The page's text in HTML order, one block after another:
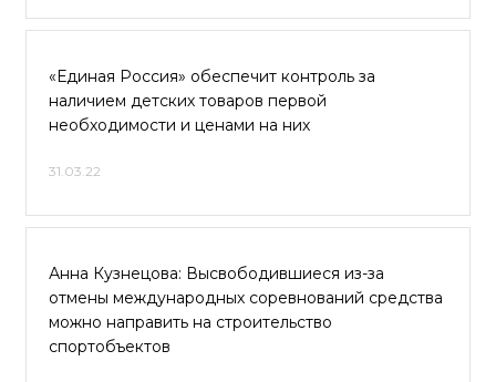
«Единая Россия» обеспечит контроль за
наличием детских товаров первой
необходимости и ценами на них
31.03.22
Анна Кузнецова: Высвободившиеся из-за
отмены международных соревнований средства
можно направить на строительство
спортобъектов